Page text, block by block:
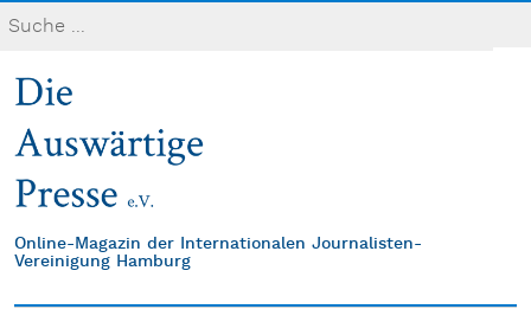
Online-Magazin der Internationalen Journalisten-
Vereinigung Hamburg